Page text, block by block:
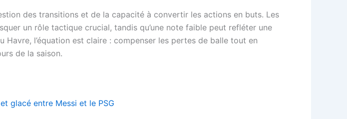
des transitions et de la capacité à convertir les actions en buts. Les
un rôle tactique crucial, tandis qu’une note faible peut refléter une
l’équation est claire : compenser les pertes de balle tout en
de la saison.
glacé entre Messi et le PSG